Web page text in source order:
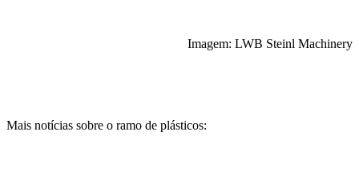
Imagem: LWB Steinl Machinery
Mais notícias sobre o ramo de plásticos: